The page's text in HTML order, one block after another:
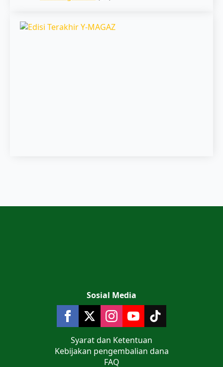
Sosial Media
Syarat dan Ketentuan
Kebijakan pengembalian dana
FAQ